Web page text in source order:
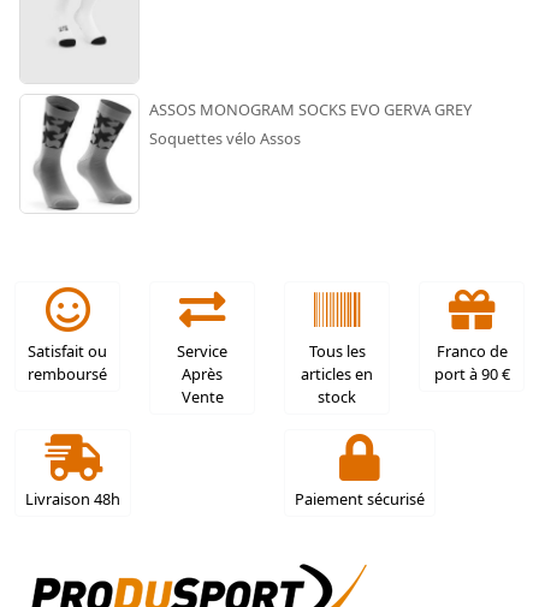
ASSOS MONOGRAM SOCKS EVO GERVA GREY
Soquettes vélo Assos
Satisfait ou
remboursé
Service
Après
Vente
Tous les
articles en
stock
Franco de
port à 90 €
Livraison 48h Paiement sécurisé